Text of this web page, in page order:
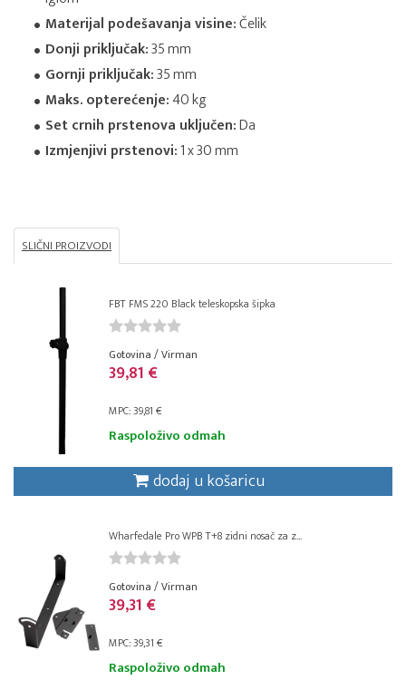
Materijal podešavanja visine:Čelik
Donji priključak:35 mm
Gornji priključak:35 mm
Maks. opterećenje:40 kg
Set crnih prstenova uključen:Da
Izmjenjivi prstenovi:1 x 30 mm
SLIČNI PROIZVODI
FBT FMS 220 Black teleskopska šipka
Gotovina / Virman
39,81 €
MPC: 39,81 €
Raspoloživo odmah
dodaj u košaricu
Wharfedale Pro WPB T+8 zidni nosač za z...
Gotovina / Virman
39,31 €
MPC: 39,31 €
Raspoloživo odmah